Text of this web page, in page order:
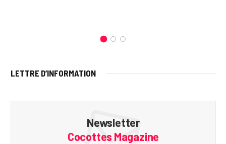
LETTRE D’INFORMATION
Newsletter
Cocottes Magazine